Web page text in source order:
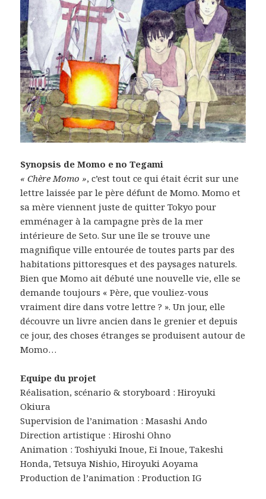
Synopsis de Momo e no Tegami
« Chère Momo », c’est tout ce qui était écrit sur une
lettre laissée par le père défunt de Momo. Momo et
sa mère viennent juste de quitter Tokyo pour
emménager à la campagne près de la mer
intérieure de Seto. Sur une île se trouve une
magnifique ville entourée de toutes parts par des
habitations pittoresques et des paysages naturels.
Bien que Momo ait débuté une nouvelle vie, elle se
demande toujours « Père, que vouliez-vous
vraiment dire dans votre lettre ? ». Un jour, elle
découvre un livre ancien dans le grenier et depuis
ce jour, des choses étranges se produisent autour de
Momo…
Equipe du projet
Réalisation, scénario & storyboard : Hiroyuki
Okiura
Supervision de l’animation : Masashi Ando
Direction artistique : Hiroshi Ohno
Animation : Toshiyuki Inoue, Ei Inoue, Takeshi
Honda, Tetsuya Nishio, Hiroyuki Aoyama
Production de l’animation : Production IG